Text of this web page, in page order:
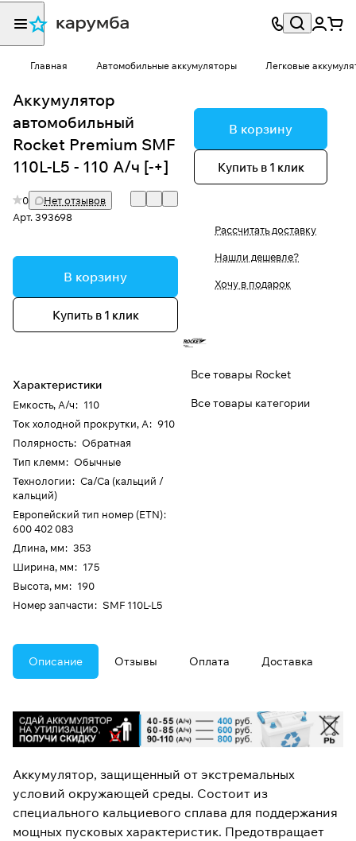
Главная Автомобильные аккумуляторы Легковые
Аккумулятор
автомобильный
Rocket Premium SMF
110L-L5 - 110 А/ч [-+]
0
Нет отзывов
Арт.393698
В корзину
Купить в 1 клик
Характеристики
Емкость, А/ч: 110
Ток холодной прокрутки, А: 910
Полярность: Обратная
Тип клемм: Обычные
Технологии: Ca/Ca (кальций /
кальций)
Европейский тип номер (ETN):
600 402 083
Длина, мм: 353
Ширина, мм: 175
Высота, мм: 190
Номер запчасти: SMF 110L-L5
В корзину
Купить в 1 клик
Рассчитать доставку
Нашли дешевле?
Хочу в подарок
Все товары Rocket
Все товары категории
Описание Отзывы Оплата Доставка
Аккумулятор, защищенный от экстремальных
условий окружающей среды. Состоит из
специального кальциевого сплава для поддержания
мощных пусковых характеристик. Предотвращает